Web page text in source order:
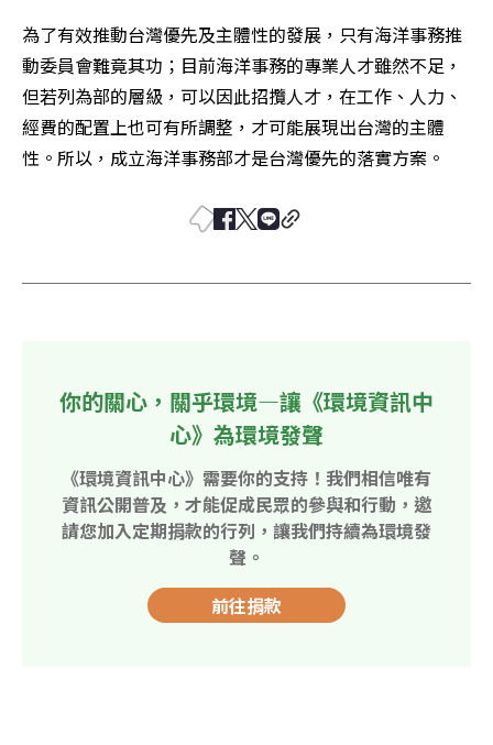
為了有效推動台灣優先及主體性的發展，只有海洋事務推
動委員會難竟其功；目前海洋事務的專業人才雖然不足，
但若列為部的層級，可以因此招攬人才，在工作、人力、
經費的配置上也可有所調整，才可能展現出台灣的主體
性。所以，成立海洋事務部才是台灣優先的落實方案。
你的關心，關乎環境—讓《環境資訊中
心》為環境發聲
《環境資訊中心》需要你的支持！我們相信唯有
資訊公開普及，才能促成民眾的參與和行動，邀
請您加入定期捐款的行列，讓我們持續為環境發
聲。
前往捐款